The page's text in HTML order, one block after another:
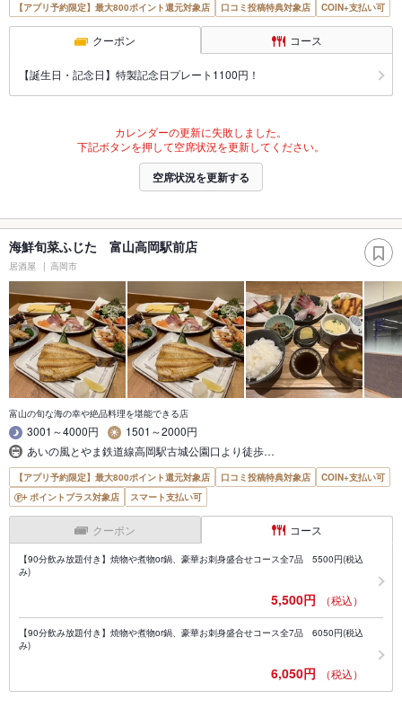
【アプリ予約限定】最大800ポイント還元対象店 口コミ投稿特典対象店 COIN+支払い可
クーポン コース
【誕生日・記念日】特製記念日プレート1100円！
カレンダーの更新に失敗しました。
下記ボタンを押して空席状況を更新してください。
空席状況を更新する
海鮮旬菜ふじた 富山高岡駅前店
居酒屋 高岡市
富山の旬な海の幸や絶品料理を堪能できる店
3001～4000円
1501～2000円
あいの風とやま鉄道線高岡駅古城公園口より徒歩…
【アプリ予約限定】最大800ポイント還元対象店 口コミ投稿特典対象店
COIN+支払い可
ポイントプラス対象店
スマート支払い可
クーポン コース
【90分飲み放題付き】焼物や煮物or鍋、豪華お刺身盛合せコース全7品 5500円(税込
み)
5,500円 （税込）
【90分飲み放題付き】焼物や煮物or鍋、豪華お刺身盛合せコース全7品 6050円(税込
み)
6,050円 （税込）